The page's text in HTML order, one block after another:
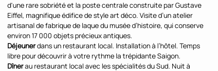
d'une rare sobriété et la poste centrale construite par Gustave
Eiffel, magnifique édifice de style art déco. Visite d’un atelier
artisanal de fabrique de laque du musée d’histoire, qui conserve
environ 17 000 objets précieux antiques.
Déjeunerdans un restaurant local. Installation à l’hôtel. Temps
libre pour découvrir à votre rythme la trépidante Saigon.
Dînerau restaurant local avec les spécialités du Sud. Nuit à